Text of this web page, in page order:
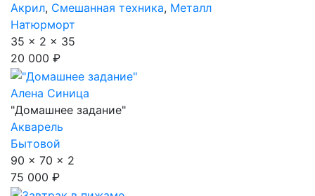
Акрил, Смешанная техника, Металл
Натюрморт
35 x 2 x 35
20 000 ₽
Алена Синица
"Домашнее задание"
Акварель
Бытовой
90 x 70 x 2
75 000 ₽